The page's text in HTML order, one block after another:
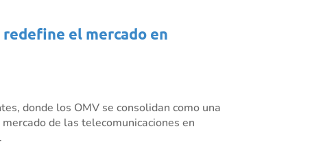
el mercado en
donde los OMV se consolidan como una
de las telecomunicaciones en